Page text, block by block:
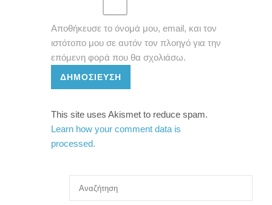
Αποθήκευσε το όνομά μου, email, και τον
ιστότοπο μου σε αυτόν τον πλοηγό για την
επόμενη φορά που θα σχολιάσω.
ΔΗΜΟΣΊΕΥΣΗ
This site uses Akismet to reduce spam.
Learn how your comment data is
processed.